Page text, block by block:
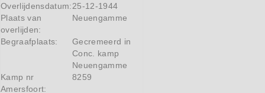
Overlijdensdatum:25-12-1944
Plaats van
overlijden:
Neuengamme
Begraafplaats:
Gecremeerd in
Conc. kamp
Neuengamme
Kamp nr
Amersfoort:
8259